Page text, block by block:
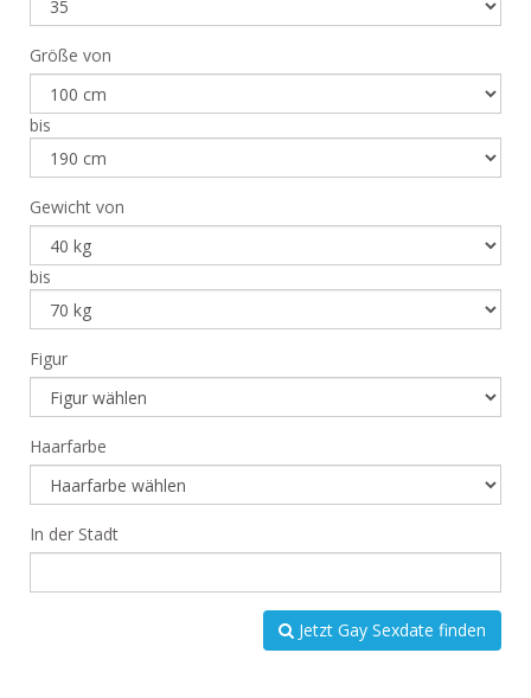
Größe von
bis
Gewicht von
bis
Figur
Haarfarbe
In der Stadt
Jetzt Gay Sexdate finden